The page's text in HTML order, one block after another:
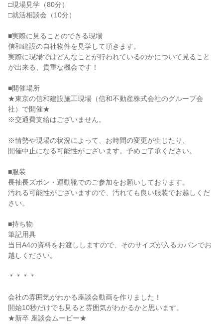
□現場見学（80分）
□就活相談会（10分）
■実際に見ることのできる現場
信和建設の自社物件を見学して頂きます。
実際に現場ではどんなことが行われているのかについて見ること
が出来る、貴重な機会です！
■開催場所
★東京の信和建設施工現場（信和不動産株式会社のグループ会
社）で開催★
※交通費支給はございません。
※情勢や現場の状況によって、お時間の変更が生じたり、
開催中止になる可能性がございます。予めご了承ください。
■服装
長袖長ズボン・運動靴でのご参加をお願いしております。
汚れる可能性がございますので、汚れても良い服装でお越しくだ
さい。
■持ち物
筆記用具
当日A4の資料をお渡ししますので、そのサイズが入るカバンでお
越しください。
＊＊＊＊
会社の雰囲気がわかる座談会動画を作りました！
開始10秒だけでも見ると雰囲気がわかるかと思います。
★新卒 座談会ムービー★